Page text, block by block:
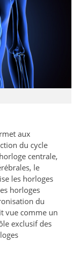
aux
du cycle
centrale,
le
les horloges
horloges
du
vue comme un
exclusif des